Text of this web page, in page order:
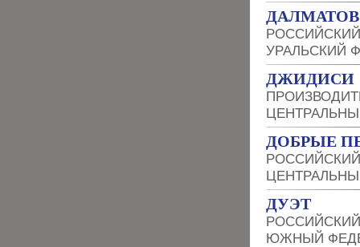
УРАЛЬСКИЙ
ДЖИДИСИ
ДОБРЫЕ
ДУЭТ
ЮЖНЫЙ